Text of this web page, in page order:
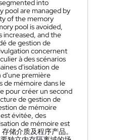
into
pool are managed by
of the memory
pool is avoided,
increased, and the
de gestion de
concernent
à des scénarios
d'isolation de
d'une première
de mémoire dans le
pour créer un second
de gestion de
de mémoire
évitée, des
de mémoire est
储介质及程序产品。